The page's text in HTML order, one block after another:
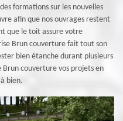
formations sur les nouvelles
afin que nos ouvrages restent
que le toit assure votre
Brun couverture fait tout son
bien étanche durant plusieurs
couverture vos projets en
bien.